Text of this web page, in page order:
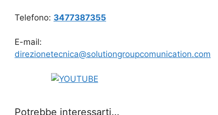
Telefono: 3477387355
E-mail:
direzionetecnica@solutiongroupcomunication.com
Potrebbe interessarti…